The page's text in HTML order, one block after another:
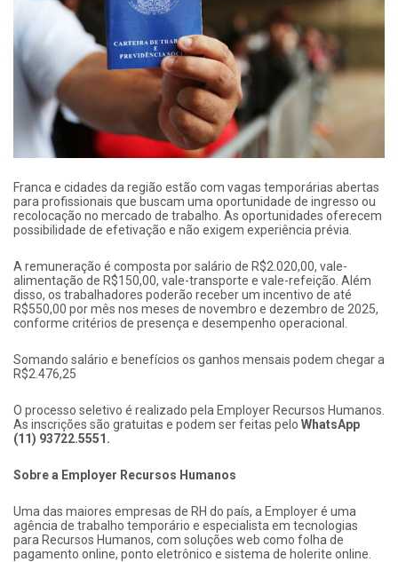
Franca e cidades da região estão com vagas temporárias abertas
para profissionais que buscam uma oportunidade de ingresso ou
recolocação no mercado de trabalho. As oportunidades oferecem
possibilidade de efetivação e não exigem experiência prévia.
A remuneração é composta por salário de R$2.020,00, vale-
alimentação de R$150,00, vale-transporte e vale-refeição. Além
disso, os trabalhadores poderão receber um incentivo de até
R$550,00 por mês nos meses de novembro e dezembro de 2025,
conforme critérios de presença e desempenho operacional.
Somando salário e benefícios os ganhos mensais podem chegar a
R$2.476,25
O processo seletivo é realizado pela Employer Recursos Humanos.
As inscrições são gratuitas e podem ser feitas pelo WhatsApp
(11) 93722.5551.
Sobre a Employer Recursos Humanos
Uma das maiores empresas de RH do país, a Employer é uma
agência de trabalho temporário e especialista em tecnologias
para Recursos Humanos, com soluções web como folha de
pagamento online, ponto eletrônico e sistema de holerite online.